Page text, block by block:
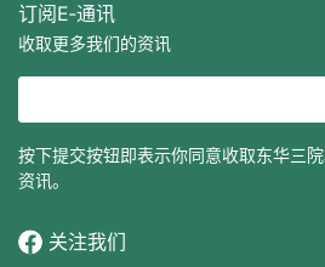
订阅E‐通讯
收取更多我们的资讯
按下提交按钮即表示你同意收取东华三
资讯。
关注我们